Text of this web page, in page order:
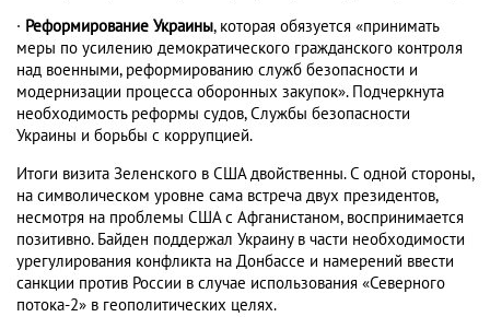
· Реформирование Украины, которая обязуется «принимать
меры по усилению демократического гражданского контроля
над военными, реформированию служб безопасности и
модернизации процесса оборонных закупок». Подчеркнута
необходимость реформы судов, Службы безопасности
Украины и борьбы с коррупцией.
Итоги визита Зеленского в США двойственны. С одной стороны,
на символическом уровне сама встреча двух президентов,
несмотря на проблемы США с Афганистаном, воспринимается
позитивно. Байден поддержал Украину в части необходимости
урегулирования конфликта на Донбассе и намерений ввести
санкции против России в случае использования «Северного
потока-2» в геополитических целях.